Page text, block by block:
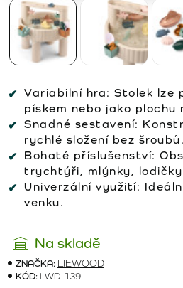
Variabilní hra: Stolek lze
pískem nebo jako plochu
Snadné sestavení:
rychlé složení bez šroubů.
Bohaté příslušenství:
trychtýři, mlýnky,
Univerzální využití:
venku.
Na skladě
ZNAČKA: LIEWOOD
KÓD: LWD-139